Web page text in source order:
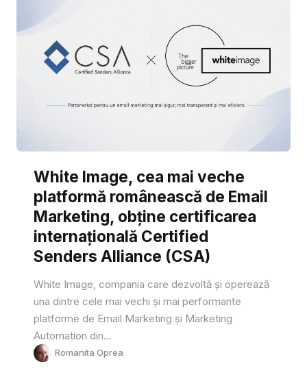
White Image, cea mai veche
platformă românească de Email
Marketing, obține certificarea
internațională Certified
Senders Alliance (CSA)
White Image, compania care dezvoltă și operează
una dintre cele mai vechi și mai performante
platforme de Email Marketing și Marketing
Automation din...
Romanita Oprea